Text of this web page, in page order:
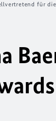
für